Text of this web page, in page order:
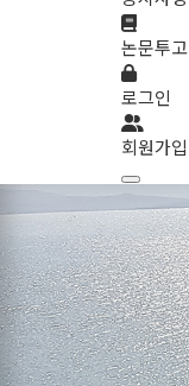
논문투고
로그인
회원가입